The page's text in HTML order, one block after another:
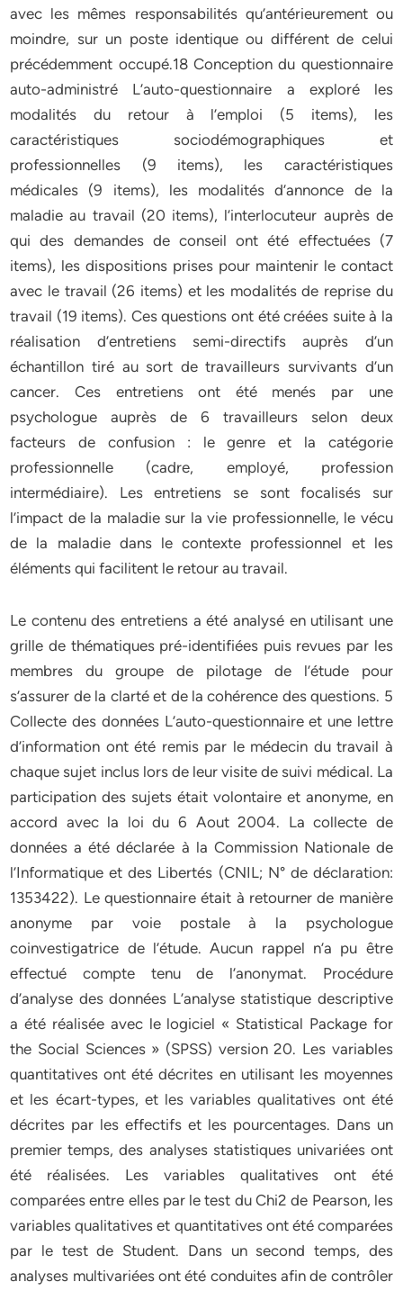
avec les mêmes responsabilités qu’antérieurement ou
moindre, sur un poste identique ou différent de celui
précédemment occupé.18 Conception du questionnaire
auto-administré L’auto-questionnaire a exploré les
modalités du retour à l’emploi (5 items), les
caractéristiques sociodémographiques et
professionnelles (9 items), les caractéristiques
médicales (9 items), les modalités d’annonce de la
maladie au travail (20 items), l’interlocuteur auprès de
qui des demandes de conseil ont été effectuées (7
items), les dispositions prises pour maintenir le contact
avec le travail (26 items) et les modalités de reprise du
travail (19 items). Ces questions ont été créées suite à la
réalisation d’entretiens semi-directifs auprès d’un
échantillon tiré au sort de travailleurs survivants d’un
cancer. Ces entretiens ont été menés par une
psychologue auprès de 6 travailleurs selon deux
facteurs de confusion : le genre et la catégorie
professionnelle (cadre, employé, profession
intermédiaire). Les entretiens se sont focalisés sur
l’impact de la maladie sur la vie professionnelle, le vécu
de la maladie dans le contexte professionnel et les
éléments qui facilitent le retour au travail.
Le contenu des entretiens a été analysé en utilisant une
grille de thématiques pré-identifiées puis revues par les
membres du groupe de pilotage de l’étude pour
s’assurer de la clarté et de la cohérence des questions. 5
Collecte des données L’auto-questionnaire et une lettre
d’information ont été remis par le médecin du travail à
chaque sujet inclus lors de leur visite de suivi médical. La
participation des sujets était volontaire et anonyme, en
accord avec la loi du 6 Aout 2004. La collecte de
données a été déclarée à la Commission Nationale de
l’Informatique et des Libertés (CNIL; N° de déclaration:
1353422). Le questionnaire était à retourner de manière
anonyme par voie postale à la psychologue
coinvestigatrice de l’étude. Aucun rappel n’a pu être
effectué compte tenu de l’anonymat. Procédure
d’analyse des données L’analyse statistique descriptive
a été réalisée avec le logiciel « Statistical Package for
the Social Sciences » (SPSS) version 20. Les variables
quantitatives ont été décrites en utilisant les moyennes
et les écart-types, et les variables qualitatives ont été
décrites par les effectifs et les pourcentages. Dans un
premier temps, des analyses statistiques univariées ont
été réalisées. Les variables qualitatives ont été
comparées entre elles par le test du Chi2 de Pearson, les
variables qualitatives et quantitatives ont été comparées
par le test de Student. Dans un second temps, des
analyses multivariées ont été conduites afin de contrôler